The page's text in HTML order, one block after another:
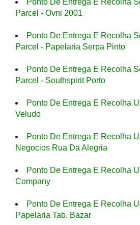
Ponto De Entrega E Recolha
Parcel - Ovni 2001
Ponto De Entrega E Recolha
Parcel - Papelaria Serpa Pinto
Ponto De Entrega E Recolha
Parcel - Southspirit Porto
Ponto De Entrega E Recolha
Veludo
Ponto De Entrega E Recolha
Negocios Rua Da Alegria
Ponto De Entrega E Recolha
Company
Ponto De Entrega E Recolha
Papelaria Tab. Bazar